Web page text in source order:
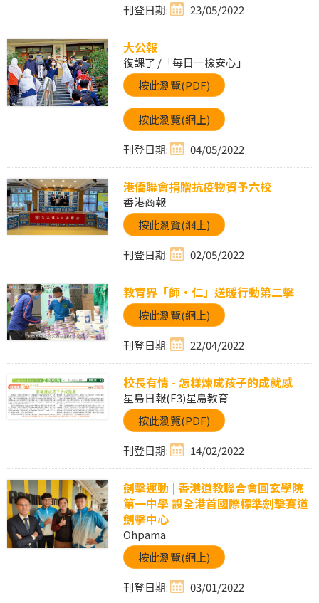
刊登日期:
23/05/2022
大公報
復課了 /「每日一檢安心」
按此瀏覽(PDF)
按此瀏覽(網上)
刊登日期:
04/05/2022
港僑聯會捐贈抗疫物資予六校
香港商報
按此瀏覽(網上)
刊登日期:
02/05/2022
教育界「師・仁」送暖行動第二擊
按此瀏覽(網上)
刊登日期:
22/04/2022
校長有情 - 怎樣煉成孩子的成就感
星島日報(F3)星島教育
按此瀏覽(PDF)
刊登日期:
14/02/2022
劍擊運動 | 香港道教聯合會圓玄學院
第一中學 設全港首國際標準劍擊賽道
劍擊中心
Ohpama
按此瀏覽(網上)
刊登日期:
03/01/2022